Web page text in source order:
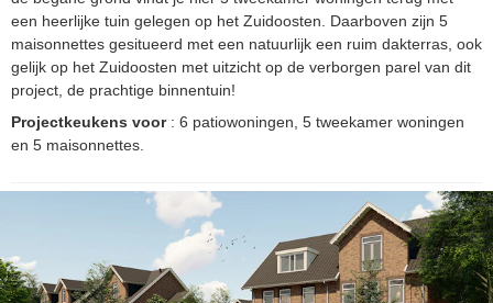
een heerlijke tuin gelegen op het Zuidoosten. Daarboven zijn 5
maisonnettes gesitueerd met een natuurlijk een ruim dakterras, ook
gelijk op het Zuidoosten met uitzicht op de verborgen parel van dit
project, de prachtige binnentuin!
Projectkeukens voor: 6 patiowoningen, 5 tweekamer woningen
en 5 maisonnettes.